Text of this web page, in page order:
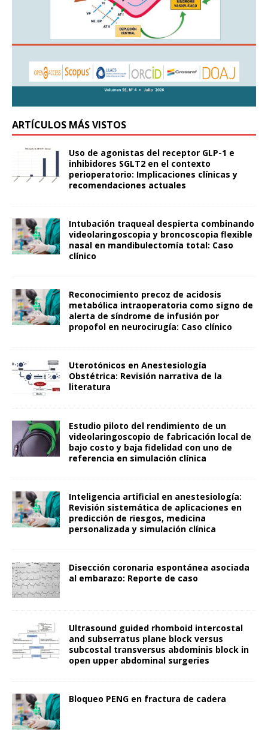
ARTÍCULOS MÁS VISTOS
Uso de agonistas del receptor GLP-1 e
inhibidores SGLT2 en el contexto
perioperatorio: Implicaciones clínicas y
recomendaciones actuales
Intubación traqueal despierta combinando
videolaringoscopia y broncoscopia flexible
nasal en mandibulectomía total: Caso
clínico
Reconocimiento precoz de acidosis
metabólica intraoperatoria como signo de
alerta de síndrome de infusión por
propofol en neurocirugía: Caso clínico
Uterotónicos en Anestesiología
Obstétrica: Revisión narrativa de la
literatura
Estudio piloto del rendimiento de un
videolaringoscopio de fabricación local de
bajo costo y baja fidelidad con uno de
referencia en simulación clínica
Inteligencia artificial en anestesiología:
Revisión sistemática de aplicaciones en
predicción de riesgos, medicina
personalizada y simulación clínica
Disección coronaria espontánea asociada
al embarazo: Reporte de caso
Ultrasound guided rhomboid intercostal
and subserratus plane block versus
subcostal transversus abdominis block in
open upper abdominal surgeries
Bloqueo PENG en fractura de cadera